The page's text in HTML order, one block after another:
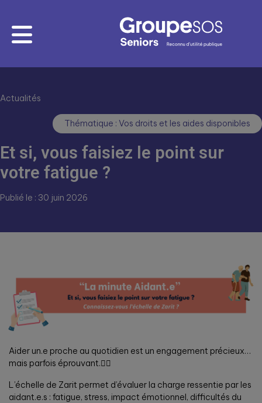
Actualités
Thématique : Vos droits et les aides disponibles
Et si, vous faisiez le point sur
votre fatigue ?
Publié le : 30 juin 2026
Aider un.e proche au quotidien est un engagement précieux…
mais parfois éprouvant.🙂‍↕️
L’échelle de Zarit permet d’évaluer la charge ressentie par les
aidant.e.s : fatigue, stress, impact émotionnel, difficultés du